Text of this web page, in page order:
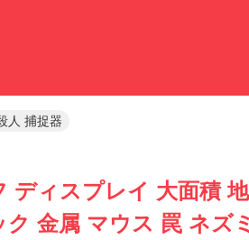
人 捕捉器
ディスプレイ 大面積
ク 金属 マウス 罠 ネズ